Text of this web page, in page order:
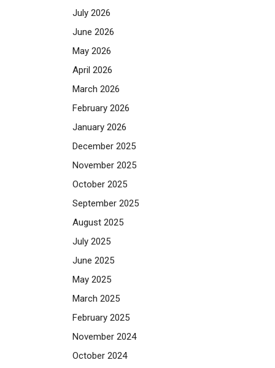
July 2026
June 2026
May 2026
April 2026
March 2026
February 2026
January 2026
December 2025
November 2025
October 2025
September 2025
August 2025
July 2025
June 2025
May 2025
March 2025
February 2025
November 2024
October 2024